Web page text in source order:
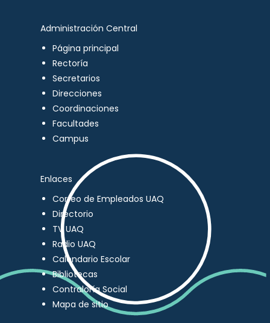
Administración Central
Página principal
Rectoría
Secretarios
Direcciones
Coordinaciones
Facultades
Campus
Enlaces
Correo de Empleados UAQ
Directorio
TV UAQ
Radio UAQ
Calendario Escolar
Bibliotecas
Contraloría Social
Mapa de sitio